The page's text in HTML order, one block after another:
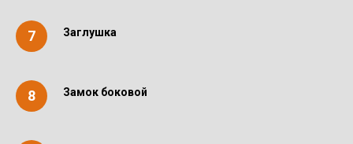
Заглушка
Замок боковой